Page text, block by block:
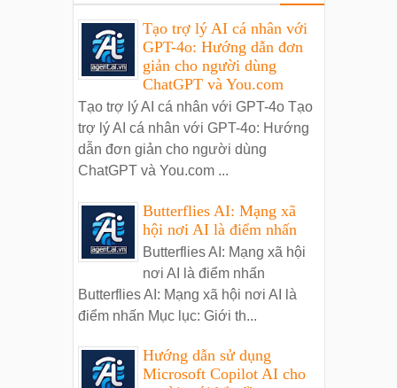
Tạo trợ lý AI cá nhân với
GPT-4o: Hướng dẫn đơn
giản cho người dùng
ChatGPT và You.com
Tạo trợ lý AI cá nhân với GPT-4o Tạo
trợ lý AI cá nhân với GPT-4o: Hướng
dẫn đơn giản cho người dùng
ChatGPT và You.com ...
Butterflies AI: Mạng xã
hội nơi AI là điểm nhấn
Butterflies AI: Mạng xã hội
nơi AI là điểm nhấn
Butterflies AI: Mạng xã hội nơi AI là
điểm nhấn Mục lục: Giới th...
Hướng dẫn sử dụng
Microsoft Copilot AI cho